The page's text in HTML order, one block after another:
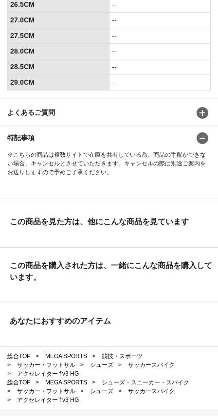
よくあるご質問
特記事項
※こちらの商品は複数サイトで在庫を共有している為、商品の手配ができな
い場合、キャンセルとさせていただきます。キャンセルの際は別途ご案内を
お送りしますので予めご了承ください。
26.5CM
--
27.0CM
--
27.5CM
--
28.0CM
--
28.5CM
--
29.0CM
--
この商品を見た方は、他にこんな商品を見ています
この商品を購入された方は、一緒にこんな商品を購入して
います。
あなたにおすすめのアイテム
総合TOP > MEGA SPORTS >
競技・スポーツ
>
サッカー・フットサル > シューズ >
サッカースパイク
>
アクセレイター f v3 HG
総合TOP
> MEGA SPORTS >
シューズ・スニーカー・スパイク
>
サッカー・フットサル > シューズ >
サッカースパイク
>
アクセレイター f v3 HG